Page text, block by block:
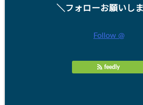
＼フォローお願いし
Follow @
feedly